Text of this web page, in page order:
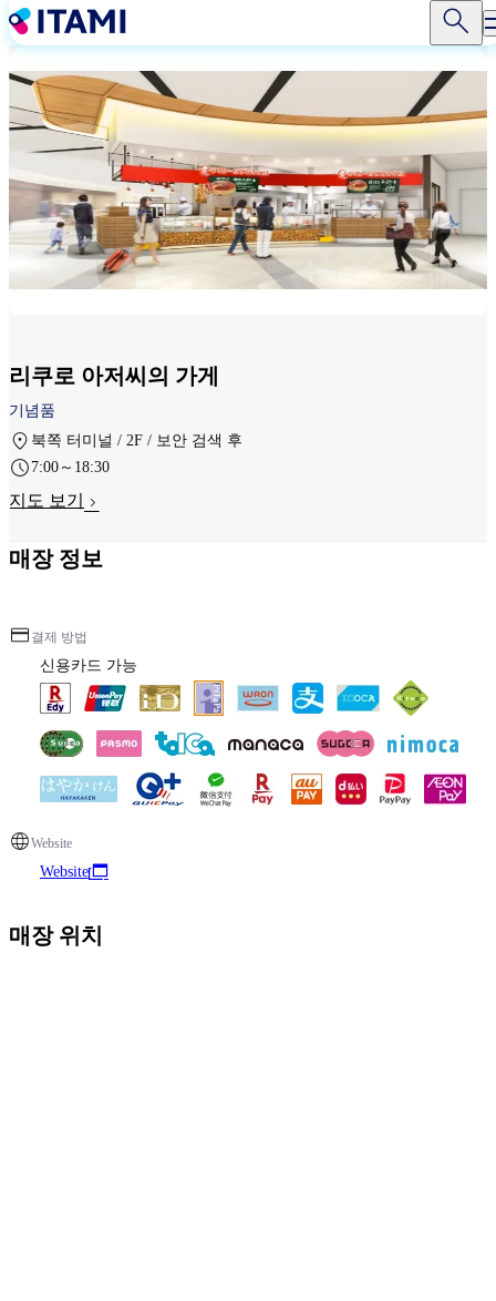
주
요
텐
츠
로
너
기
리쿠로 아저씨의 가게
기념품
북쪽 터미널 / 2F / 보안 검색 후
7:00～18:30
지도 보기
매장 정보
결제 방법
신용카드 가능
Website
Website
매장 위치